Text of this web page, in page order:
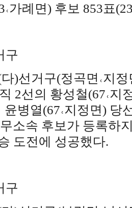
˓가례면) 후보 853표
구
다)선거구(정곡면 ˓지정
2선의 황성철(67˓지
윤병열(67˓지정면) 당
소속 후보가 등록하
도전에 성공했다.
구